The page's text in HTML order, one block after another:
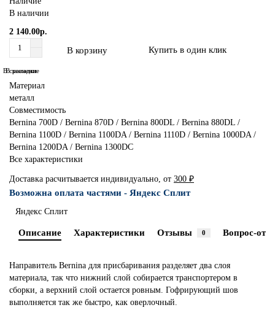
В наличии
2 140.00р.
В корзину Купить в один клик
В закладки
В сравнение
Материал
металл
Совместимость
Bernina 700D / Bernina 870D / Bernina 800DL / Bernina 880DL /
Bernina 1100D / Bernina 1100DA / Bernina 1110D / Bernina 1000DA /
Bernina 1200DA / Bernina 1300DC
Все характеристики
Доставка расчитывается индивидуально, от 300 ₽
Возможна оплата частями - Яндекс Сплит
Яндекс Сплит
Описание Характеристики Отзывы 0 Вопрос-
Направитель Bernina для присбаривания разделяет два слоя
материала, так что нижний слой собирается транспортером в
сборки, а верхний слой остается ровным. Гофрирующий шов
выполняется так же быстро, как оверлочный.